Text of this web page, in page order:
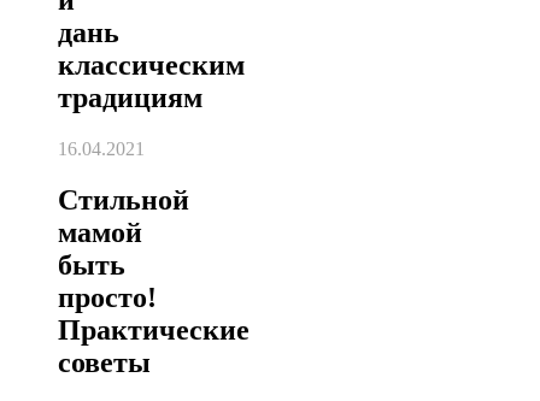
дань
классическим
традициям
16.04.2021
Стильной
мамой
быть
просто!
Практические
советы